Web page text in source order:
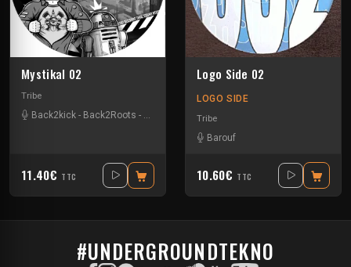
Mystikal 02
Tribe
Back2kick - Back2Roots - Neurolitik
11.40€ TTC
Logo Side 02
LOGO SIDE
Tribe
Barouf
10.60€ TTC
#UNDERGROUNDTEKNO